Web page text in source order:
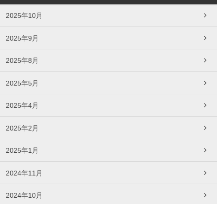
2025年10月
2025年9月
2025年8月
2025年5月
2025年4月
2025年2月
2025年1月
2024年11月
2024年10月